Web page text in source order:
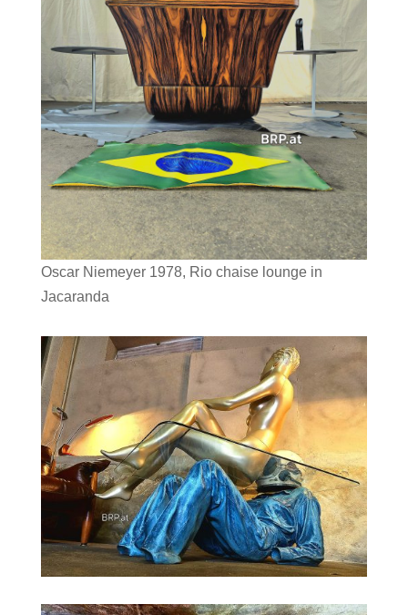
Oscar Niemeyer 1978, Rio chaise lounge in
Jacaranda